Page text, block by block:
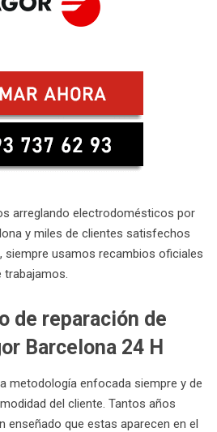
arreglando electrodomésticos por
y miles de clientes satisfechos
siempre usamos recambios oficiales
de reparación de
Barcelona 24 H
metodología enfocada siempre y de
del cliente. Tantos años
enseñado que estas aparecen en el